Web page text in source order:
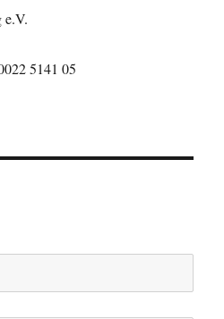
e.V.
5141 05